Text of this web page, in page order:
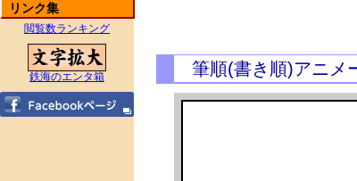
リンク集
閲覧数ランキング
鉄海のエンタ箱 筆順(書き順)アニメ